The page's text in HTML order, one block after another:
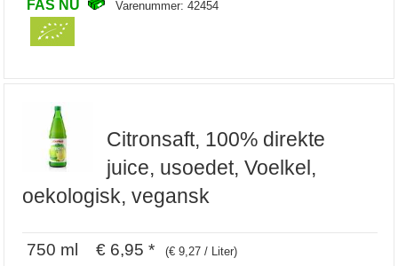
FAS NU Varenummer: 42454
Citronsaft, 100% direkte
juice, usoedet, Voelkel,
oekologisk, vegansk
750 ml € 6,95 * (€ 9,27 / Liter)